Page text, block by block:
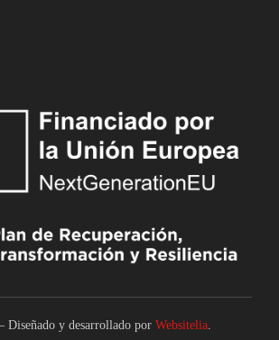
Diseñado y desarrollado por Websitelia